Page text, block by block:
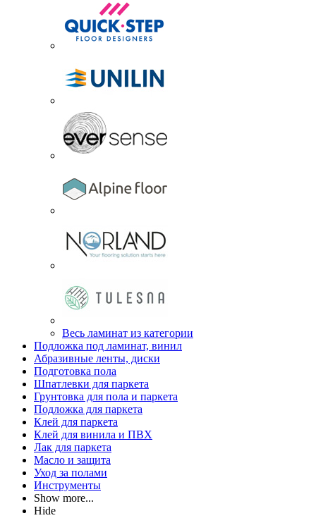
Весь ламинат из категории
Подложка под ламинат, винил
Абразивные ленты, диски
Подготовка пола
Шпатлевки для паркета
Грунтовка для пола и паркета
Подложка для паркета
Клей для паркета
Клей для винила и ПВХ
Лак для паркета
Масло и защита
Уход за полами
Инструменты
Show more...
Hide